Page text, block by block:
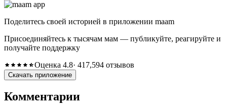
Поделитесь своей историей в приложении maam
Присоединяйтесь к тысячам мам — публикуйте, реагируйте и
получайте поддержку
Оценка 4.8· 417,594 отзывов
Скачать приложение
Комментарии